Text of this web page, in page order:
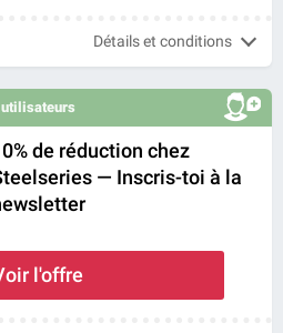
Détails et conditions
utilisateurs
de réduction chez
— Inscris-toi à la
l'offre